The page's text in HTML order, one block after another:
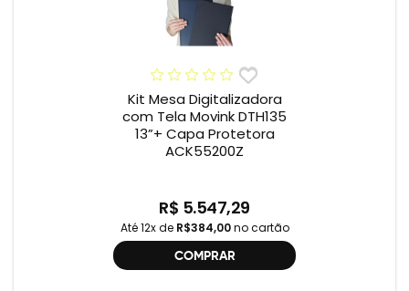
Kit Mesa Digitalizadora
com Tela Movink DTH135
13”+ Capa Protetora
ACK55200Z
R$ 5.547,29
Até 12x de R$384,00no cartão
COMPRAR